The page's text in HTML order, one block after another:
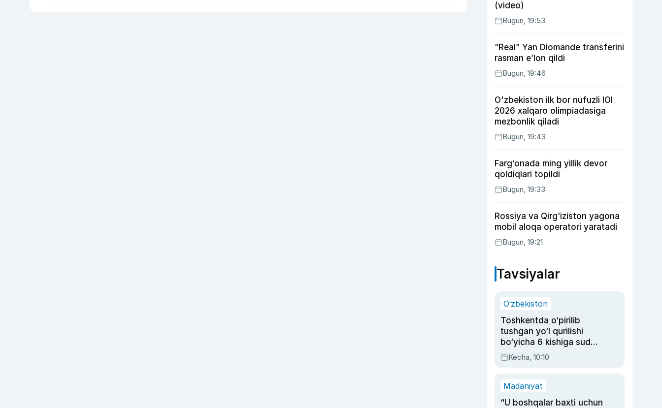
(video)
Bugun, 19:53
“Real” Yan Diomande transferini
rasman e’lon qildi
Bugun, 19:46
O'zbekiston ilk bor nufuzli IOI
2026 xalqaro olimpiadasiga
mezbonlik qiladi
Bugun, 19:43
Farg‘onada ming yillik devor
qoldiqlari topildi
Bugun, 19:33
Rossiya va Qirg‘iziston yagona
mobil aloqa operatori yaratadi
Bugun, 19:21
Tavsiyalar
O‘zbekiston
Toshkentda o‘pirilib
tushgan yo‘l qurilishi
bo‘yicha 6 kishiga sud
hukmi o‘qildi
Kecha, 10:10
Madaniyat
“U boshqalar baxti uchun